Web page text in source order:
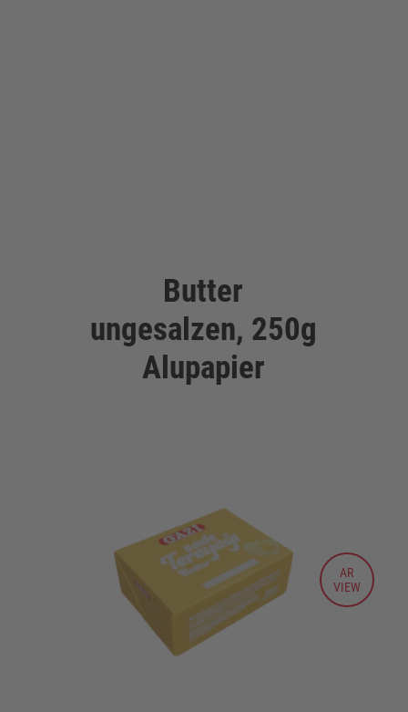
Butter
ungesalzen, 250g
Alupapier